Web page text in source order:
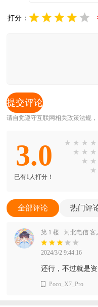
打分：
请自觉遵守互联网相关政策法规
3.0
已有1人打分！
★ ★ ★ ★
★ ★ ★
★ ★
★
全部评论 热门评
第 1 楼 河北电信 客
2024/3/2 9:44:16
还行，不过就是
Poco_X7_Pro